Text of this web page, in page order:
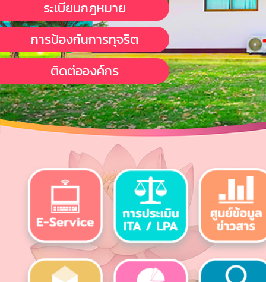
ระเบียบกฎหมาย
การป้องกันการทุจริต
ติดต่อองค์กร